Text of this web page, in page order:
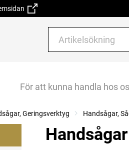
För att kunna handla hos
Geringsverktyg Handsågar,